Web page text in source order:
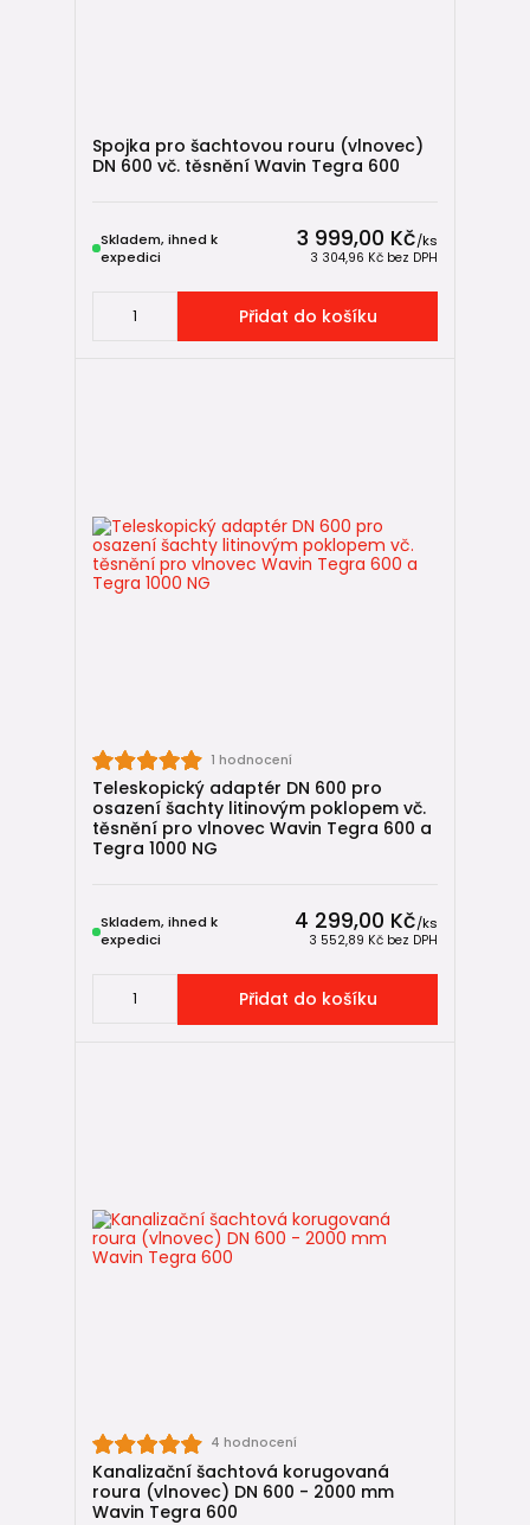
Spojka pro šachtovou rouru (vlnovec)
DN 600 vč. těsnění Wavin Tegra 600
3 999,00 Kč/ks
3 304,96 Kč bez DPH
Skladem, ihned k
expedici
Přidat do košíku
1 hodnocení
Teleskopický adaptér DN 600 pro
osazení šachty litinovým poklopem vč.
těsnění pro vlnovec Wavin Tegra 600 a
Tegra 1000 NG
4 299,00 Kč/ks
3 552,89 Kč bez DPH
Skladem, ihned k
expedici
Přidat do košíku
4 hodnocení
Kanalizační šachtová korugovaná
roura (vlnovec) DN 600 - 2000 mm
Wavin Tegra 600